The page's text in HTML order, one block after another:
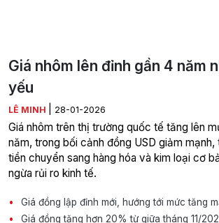
Giá nhôm lên đỉnh gần 4 năm
yếu
LÊ MINH 28-01-2026
Giá nhôm trên thị trường quốc tế tăng lên
năm, trong bối cảnh đồng USD giảm
tiền chuyển sang hàng hóa và kim loại cơ
ngừa rủi ro kinh tế.
Giá đồng lập đỉnh mới, hướng tới mức tăng
Giá đồng tăng hơn 20% từ giữa tháng 11/